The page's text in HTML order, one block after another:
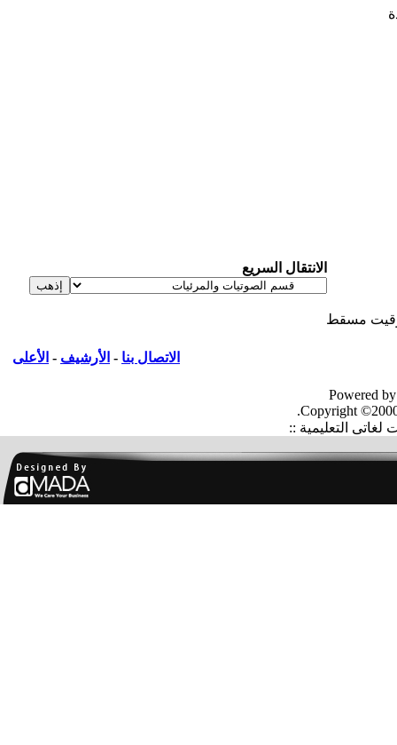
الانتقال السريع
مسقط
الاتصال بنا-الأرشيف-الأعلى
Powered
Copyright
التعليمية ::